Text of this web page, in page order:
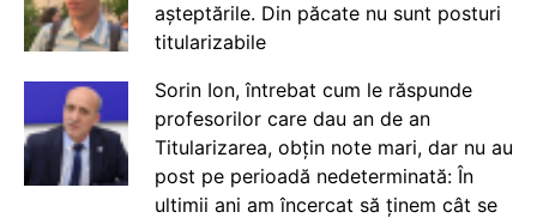
așteptările. Din păcate nu sunt posturi
titularizabile
Sorin Ion, întrebat cum le răspunde
profesorilor care dau an de an
Titularizarea, obțin note mari, dar nu au
post pe perioadă nedeterminată: În
ultimii ani am încercat să ținem cât se